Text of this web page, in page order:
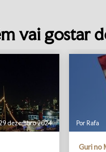
vai gostar
dezembro 2024 Por Rafa
Guri no